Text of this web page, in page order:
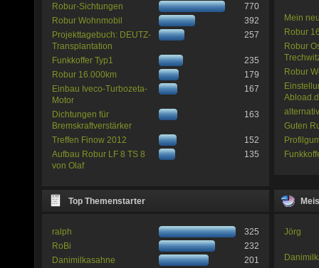
Robur-Sichtungen
770
Robur Wohnmobil
392
Projekttagebuch: DEUTZ-
Transplantation
257
Funkkoffer Typ1
235
Robur 16.000km
179
Einbau Iveco-Turbozeta-
Motor
167
Dichtungen für
Bremskraftverstärker
163
Treffen Finow 2012
152
Aufbau Robur LF 8 TS 8
von Olaf
135
Mein
Robur
Robur
Robur
Guten
Top Themenstarter
ralph
325
RoBi
232
Danimilkasahne
201
Jörg